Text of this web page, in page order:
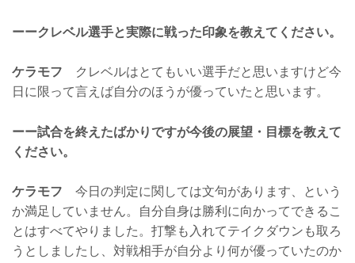
ーークレベル選手と実際に戦った印象を教えてください。
ケラモフ クレベルはとてもいい選手だと思いますけど今
日に限って言えば自分のほうが優っていたと思います。
ーー試合を終えたばかりですが今後の展望・目標を教えて
ください。
ケラモフ 今日の判定に関しては文句があります、という
か満足していません。自分自身は勝利に向かってできるこ
とはすべてやりました。打撃も入れてテイクダウンも取ろ
うとしましたし、対戦相手が自分より何が優っていたのか